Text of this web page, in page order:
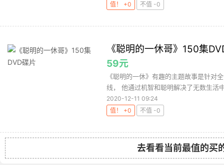
值！ +0
不值 -0
《聪明的一休哥》150集
59元
《聪明的一休》有趣的主题故事是针对
线， 他通过机智和聪明解决了无数生活
2020-12-11 09:24
值！ +0
不值 -0
去看看当前最值的买